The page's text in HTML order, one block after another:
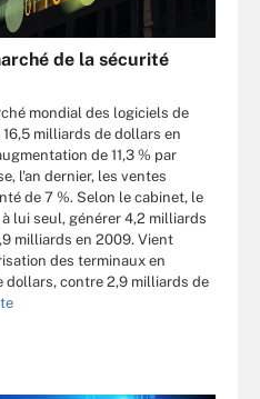
de la sécurité
mondial des logiciels de
milliards de dollars en
de 11,3 % par
l'an dernier, les ventes
de 7 %. Selon le cabinet, le
lui seul, générer 4,2 milliards
milliards en 2009. Vient
des terminaux en
dollars, contre 2,9 milliards de